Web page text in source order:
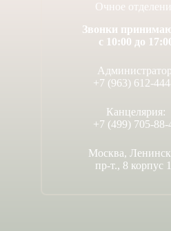
Очное
Звонки
с 10:00 до
+7 (963) 612-
Канцелярия:
+7 (499) 705-88-
Москва,
пр-т., 8 корпус